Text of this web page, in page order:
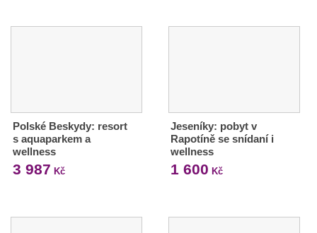
Polské Beskydy: resort
s aquaparkem a
wellness
3 987 Kč
Jeseníky: pobyt v
Rapotíně se snídaní i
wellness
1 600 Kč